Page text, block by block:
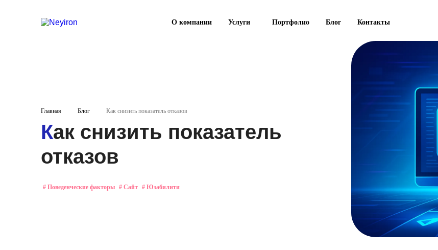
О компании Услуги Портфолио Блог Контакты
Главная Блог Как снизить показатель отказов
Как снизить показатель
отказов
# Поведенческие факторы # Сайт # Юзабилити